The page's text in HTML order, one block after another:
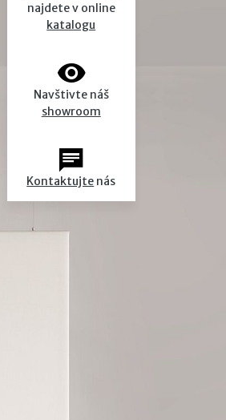
najdete v online
katalogu
Navštivte náš
showroom
Kontaktujte nás